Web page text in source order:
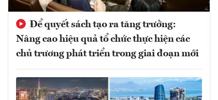
Để quyết sách tạo ra tăng trưởng:
Nâng cao hiệu quả tổ chức thực hiện các
chủ trương phát triển trong giai đoạn mới